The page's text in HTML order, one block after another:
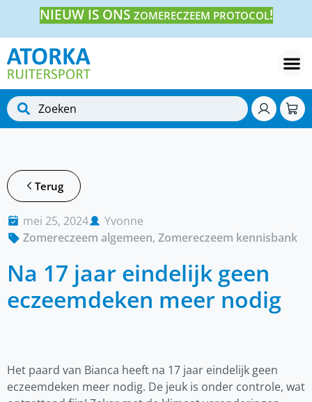
NIEUW IS ONS ZOMERECZEEM PROTOCOL!
Terug
mei 25, 2024
Yvonne
Zomereczeem algemeen, Zomereczeem kennisbank
Na 17 jaar eindelijk geen
eczeemdeken meer nodig
Het paard van Bianca heeft na 17 jaar eindelijk geen
eczeemdeken meer nodig. De jeuk is onder controle, wat